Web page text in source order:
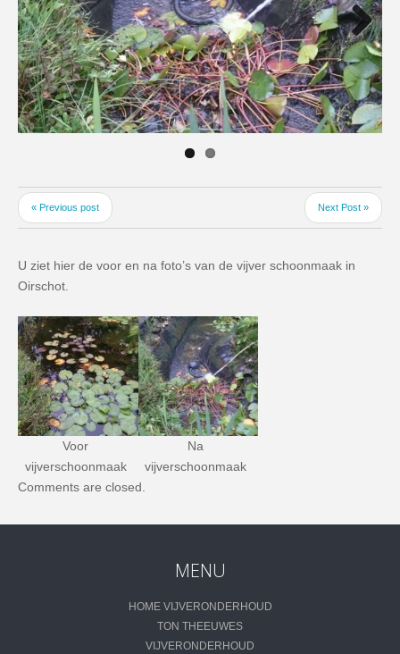
Next
« Previous post Next Post »
U ziet hier de voor en na foto’s van de vijver schoonmaak in
Oirschot.
Voor
vijverschoonmaak
Na
vijverschoonmaak
Comments are closed.
MENU
HOME VIJVERONDERHOUD
TON THEEUWES
VIJVERONDERHOUD